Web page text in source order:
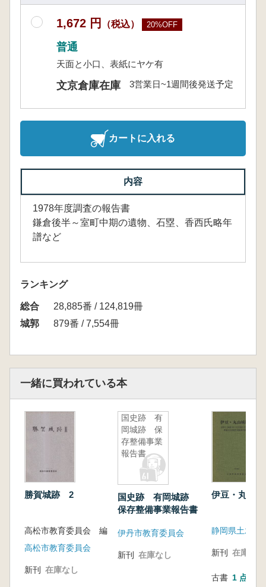
1,672 円 （税込） 20%OFF
普通
天面と小口、表紙にヤケ有
文京倉庫在庫 3営業日~1週間後発送予定
カートに入れる
内容
1978年度調査の報告書
鎌倉後半～室町中期の遺物、石塁、香西氏略年
譜など
ランキング
総合
28,885番 / 124,819冊
城郭
879番 / 7,554冊
一緒に買われている本
勝賀城跡 2
高松市教育委員会 編
高松市教育委員会
新刊 在庫なし
国史跡 有
岡城跡 保
存整備事業
報告書
国史跡 有岡城跡
保存整備事業報告書
伊丹市教育委員会
新刊 在庫なし
伊豆・丸山
新刊 在庫なし
古書 1 点